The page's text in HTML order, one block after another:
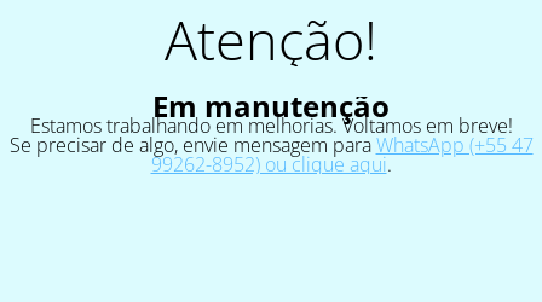
Atenção!
Em manutenção
Estamos trabalhando em melhorias. Voltamos em breve!
Se precisar de algo, envie mensagem paraWhatsApp (+55 47
99262-8952) ou clique aqui.